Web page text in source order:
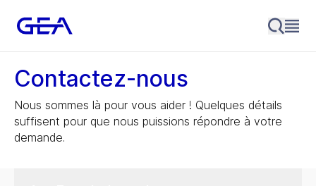
Contactez-nous
Nous sommes là pour vous aider ! Quelques détails
suffisent pour que nous puissions répondre à votre
demande.